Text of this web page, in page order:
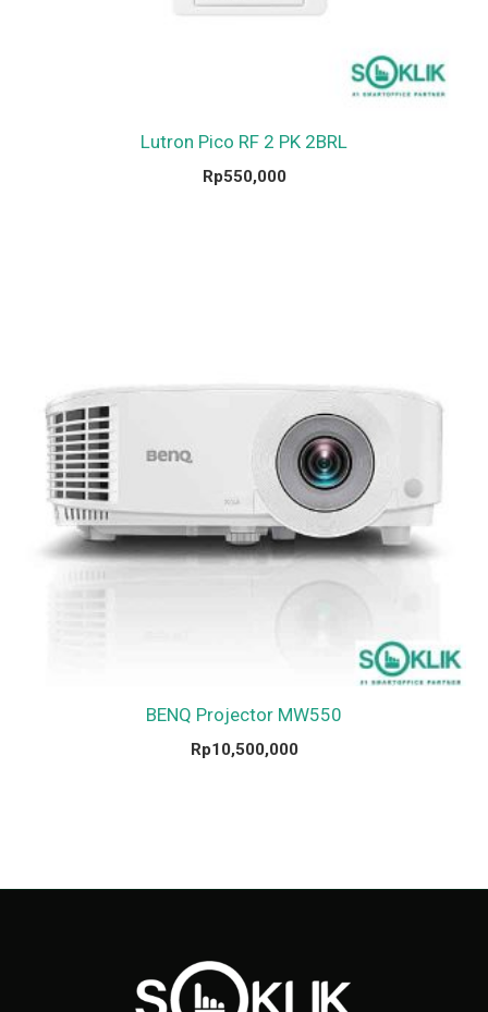
Lutron Pico RF 2 PK 2BRL
Rp550,000
BENQ Projector MW550
Rp10,500,000